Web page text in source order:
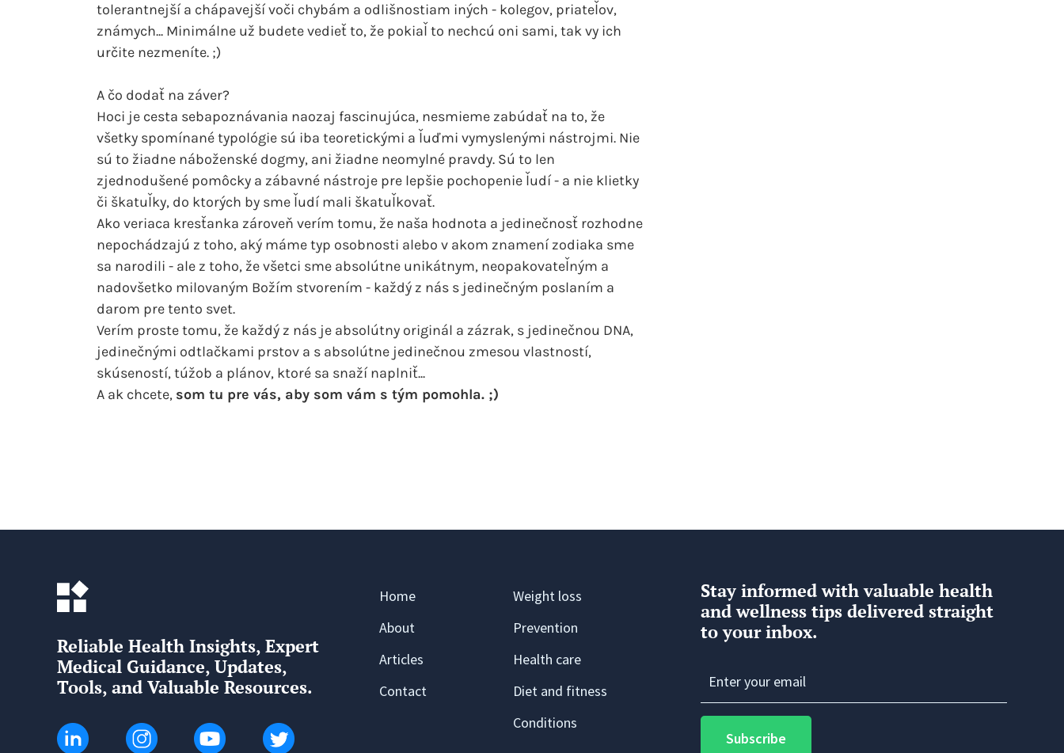
tolerantnejší a chápavejší voči chybám a odlišnostiam iných - kolegov, priateľov,
známych... Minimálne už budete vedieť to, že pokiaľ to nechcú oni sami, tak vy ich
určite nezmeníte. ;)
A čo dodať na záver?
Hoci je cesta sebapoznávania naozaj fascinujúca, nesmieme zabúdať na to, že
všetky spomínané typológie sú iba teoretickými a ľuďmi vymyslenými nástrojmi. Nie
sú to žiadne náboženské dogmy, ani žiadne neomylné pravdy. Sú to len
zjednodušené pomôcky a zábavné nástroje pre lepšie pochopenie ľudí - a nie klietky
či škatuľky, do ktorých by sme ľudí mali škatuľkovať.
Ako veriaca kresťanka zároveň verím tomu, že naša hodnota a jedinečnosť rozhodne
nepochádzajú z toho, aký máme typ osobnosti alebo v akom znamení zodiaka sme
sa narodili - ale z toho, že všetci sme absolútne unikátnym, neopakovateľným a
nadovšetko milovaným Božím stvorením - každý z nás s jedinečným poslaním a
darom pre tento svet.
Verím proste tomu, že každý z nás je absolútny originál a zázrak, s jedinečnou DNA,
jedinečnými odtlačkami prstov a s absolútne jedinečnou zmesou vlastností,
skúseností, túžob a plánov, ktoré sa snaží naplniť...
A ak chcete, som tu pre vás, aby som vám s tým pomohla. ;)
Reliable Health Insights, Expert
Medical Guidance, Updates,
Tools, and Valuable Resources.
Home
About
Articles
Contact
Weight loss
Prevention
Health care
Diet and fitness
Conditions
Stay informed with valuable health
and wellness tips delivered straight
to your inbox.
Subscribe